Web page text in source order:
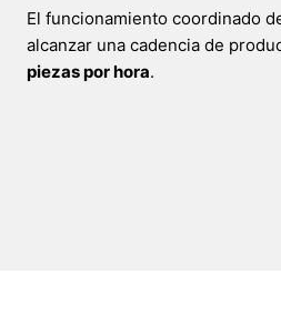
El funcionamiento coordinado
alcanzar una cadencia de
piezas por hora.